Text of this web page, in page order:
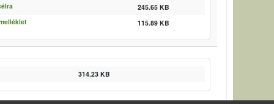
245.65 KB
115.89 KB
314.23 KB